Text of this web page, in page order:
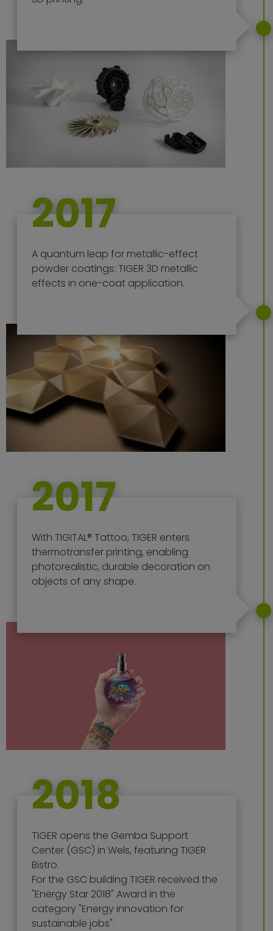
2017
A quantum leap for metallic-effect
powder coatings: TIGER 3D metallic
effects in one-coat application.
2017
With TIGITAL® Tattoo, TIGER enters
thermotransfer printing, enabling
photorealistic, durable decoration on
objects of any shape.
2018
TIGER opens the Gemba Support
Center (GSC) in Wels, featuring TIGER
Bistro.
For the GSC building TIGER received the
"Energy Star 2018" Award in the
category "Energy innovation for
sustainable jobs".